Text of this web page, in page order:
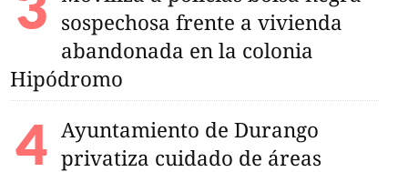
sospechosa frente a vivienda
abandonada en la colonia
Hipódromo
Ayuntamiento de Durango
privatiza cuidado de áreas